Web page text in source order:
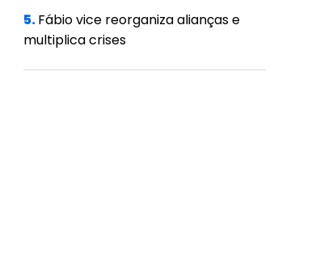
5.Fábio vice reorganiza alianças e
multiplica crises